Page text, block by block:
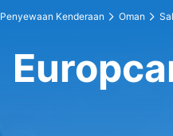
Penyewaan Kenderaan Oman